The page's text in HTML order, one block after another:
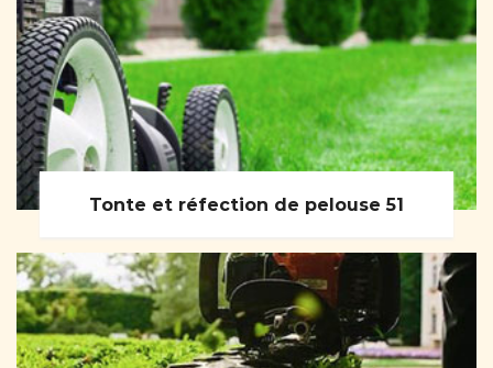
Tonte et réfection de pelouse 51